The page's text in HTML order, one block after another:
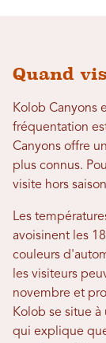
Quand
Kolob Canyons
fréquentation
Canyons offre
plus connus.
visite hors
Les
avoisinent les
couleurs
les visiteurs
novembre et
Kolob se situe
qui explique